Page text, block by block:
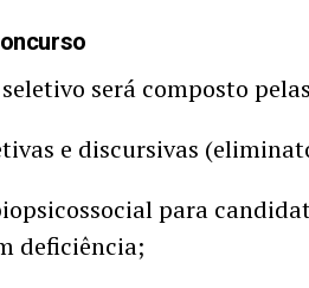
será composto
e discursivas
para
deficiência;